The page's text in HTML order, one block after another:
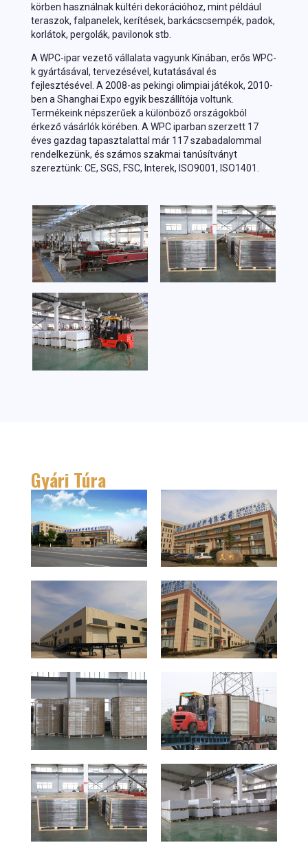
körben használnak kültéri dekorációhoz, mint például
teraszok, falpanelek, kerítések, barkácscsempék, padok,
korlátok, pergolák, pavilonok stb.
A WPC-ipar vezető vállalata vagyunk Kínában, erős WPC-
k gyártásával, tervezésével, kutatásával és
fejlesztésével. A 2008-as pekingi olimpiai játékok, 2010-
ben a Shanghai Expo egyik beszállítója voltunk.
Termékeink népszerűek a különböző országokból
érkező vásárlók körében. A WPC iparban szerzett 17
éves gazdag tapasztalattal már 117 szabadalommal
rendelkezünk, és számos szakmai tanúsítványt
szereztünk: CE, SGS, FSC, Interek, ISO9001, ISO1401.
Gyári Túra